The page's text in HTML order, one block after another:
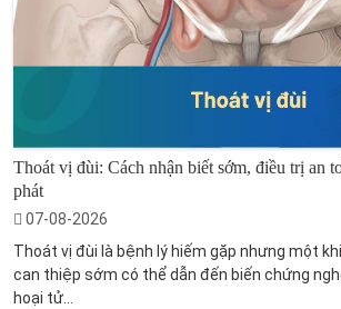
Thoát vị đùi: Cách nhận biết sớm, điều trị an
phát
07-08-2026
Thoát vị đùi là bệnh lý hiếm gặp nhưng một
can thiệp sớm có thể dẫn đến biến chứng
hoại tử...